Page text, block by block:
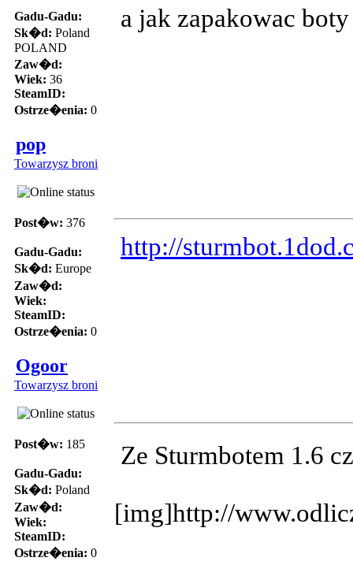
Gadu-Gadu:
Sk�d: Poland
POLAND
Zaw�d:
Wiek: 36
SteamID:
Ostrze�enia: 0
a jak zapakowac
pop
Towarzysz broni
Post�w: 376
Gadu-Gadu:
Sk�d: Europe
Zaw�d:
Wiek:
SteamID:
Ostrze�enia: 0
http://
Ogoor
Towarzysz broni
Post�w: 185
Gadu-Gadu:
Sk�d: Poland
Zaw�d:
Wiek:
SteamID:
Ostrze�enia: 0
Ze Sturmbotem 1.6
[img]http://